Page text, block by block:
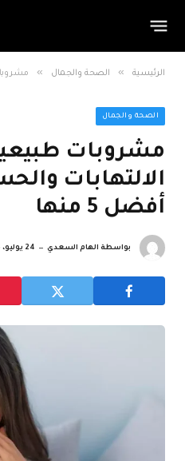
الرئيسية » الصحة والجمال » مشروبات
الصحة والجمال
مشروبات
الالتهابات
أفضل 5 منها
بواسطة الهام السعدي 24 يوليو، 2025